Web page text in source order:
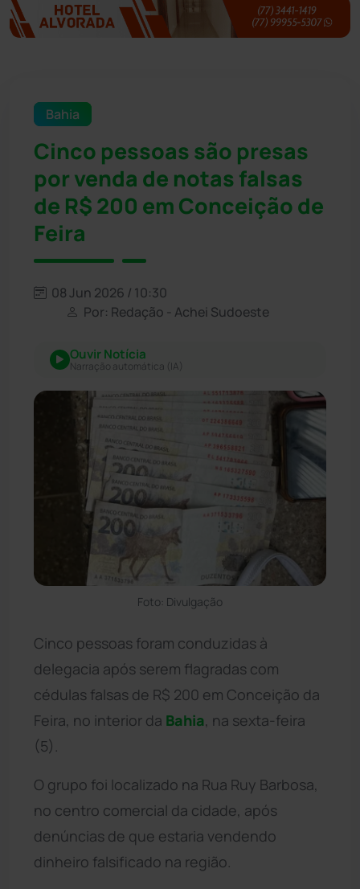
Bahia
Cinco pessoas são presas
por venda de notas falsas
de R$ 200 em Conceição de
Feira
08 Jun 2026 / 10:30
Por: Redação - Achei Sudoeste
Ouvir Notícia
Narração automática (IA)
Foto: Divulgação
Cinco pessoas foram conduzidas à
delegacia após serem flagradas com
cédulas falsas de R$ 200 em Conceição da
Feira, no interior da Bahia, na sexta-feira
(5).
O grupo foi localizado na Rua Ruy Barbosa,
no centro comercial da cidade, após
denúncias de que estaria vendendo
dinheiro falsificado na região.